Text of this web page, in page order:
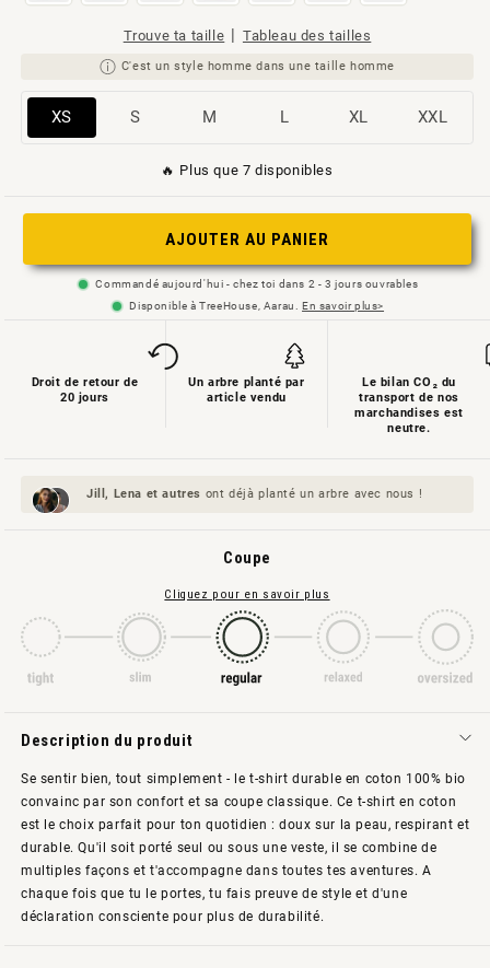
Trouve ta taille Tableau des tailles
C'est un style homme dans une taille homme
XS
Variante
S
Variante
disponible
M
Variante
ou
disponible
L
Variante
ou
disponible
XL
Variante
ou
disponible
XXL
Variante
🔥 Plus que 7 disponibles
AJOUTER AU PANIER
Commandé aujourd'hui - chez toi dans 2 - 3 jours ouvrables
Disponible à TreeHouse, Aarau. En savoir plus>
Droit de retour de
20 jours
Un arbre planté par
article vendu
Le bilan CO₂ du
transport de nos
marchandises est
neutre.
Jill, Lena etautres ont déjà planté un arbre avec nous !
Coupe
Cliquez pour en savoir plus
Description du produit
Se sentir bien, tout simplement - le t-shirt durable en coton 100% bio
convainc par son confort et sa coupe classique. Ce t-shirt en coton
est le choix parfait pour ton quotidien : doux sur la peau, respirant et
durable. Qu'il soit porté seul ou sous une veste, il se combine de
multiples façons et t'accompagne dans toutes tes aventures. A
chaque fois que tu le portes, tu fais preuve de style et d'une
déclaration consciente pour plus de durabilité.